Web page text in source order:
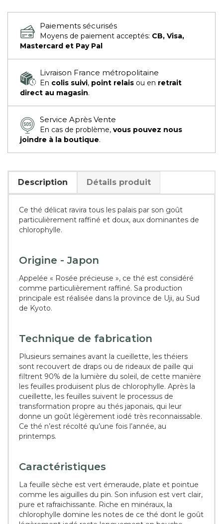
Paiements sécurisés
Moyens de paiement acceptés: CB, Visa,
Mastercard et Pay Pal
Livraison France métropolitaine
En colis suivi, point relais ou en retrait
direct au magasin.
Service Après Vente
En cas de problème, vous pouvez nous
joindre à la boutique.
Description Détails produit
Ce thé délicat ravira tous les palais par son goût
particulièrement raffiné et doux, aux dominantes de
chlorophylle.
Origine - Japon
Appelée « Rosée précieuse », ce thé est considéré
comme particulièrement raffiné. Sa production
principale est réalisée dans la province de Uji, au Sud
de Kyoto.
Technique de fabrication
Plusieurs semaines avant la cueillette, les théiers
sont recouvert de draps ou de rideaux de paille qui
filtrent 90% de la lumière du soleil, de cette manière
les feuilles produisent plus de chlorophylle. Après la
cueillette, les feuilles suivent le processus de
transformation propre au thés japonais, qui leur
donne un goût légèrement iodé très reconnaissable.
Ce thé n’est récolté qu’une fois l’année, au
printemps.
Caractéristiques
La feuille sèche est vert émeraude, plate et pointue
comme les aiguilles du pin. Son infusion est vert clair,
pure et rafraichissante. Riche en minéraux, la
chlorophylle domine les notes de ce thé dont le goût